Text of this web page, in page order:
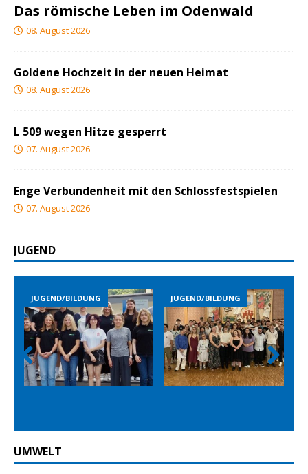
Das römische Leben im Odenwald
08. August 2026
Goldene Hochzeit in der neuen Heimat
08. August 2026
L 509 wegen Hitze gesperrt
07. August 2026
Enge Verbundenheit mit den Schlossfestspielen
07. August 2026
JUGEND
JUGEND/BILDUNG JUGEND/BILDUNG
Prev
ious
Nex
t
UMWELT